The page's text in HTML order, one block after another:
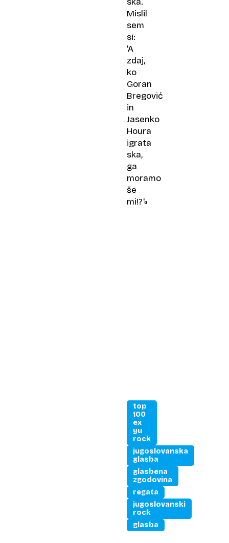
Mislil
sem
si:
'A
zdaj,
ko
Goran
Bregović
in
Jasenko
Houra
igrata
ska,
ga
moramo
še
mi!?'«
top
100
ex
yu
rock
jugoslovanska
glasba
glasbena
zgodovina
regata
jugoslovanski
rock
glasba